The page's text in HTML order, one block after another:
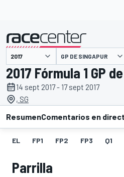
presentado por GP DE SINGAPUR
2017 Fórmula 1 GP
14 sept 2017 - 17 sept 2017
, SG
ResumenComentarios en
EL FP1 FP2 FP3 Q1
Parrilla